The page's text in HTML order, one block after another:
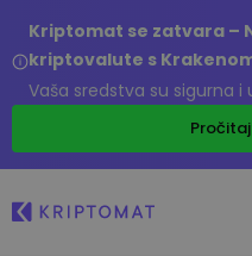
Kriptomat se zatvara –
kriptovalute s
Vaša sredstva su sigurna